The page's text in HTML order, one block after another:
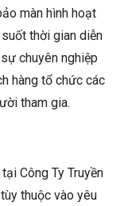
màn hình hoạt
thời gian diễn
chuyên nghiệp
hàng tổ chức các
tham gia.
Công Ty Truyền
thuộc vào yêu